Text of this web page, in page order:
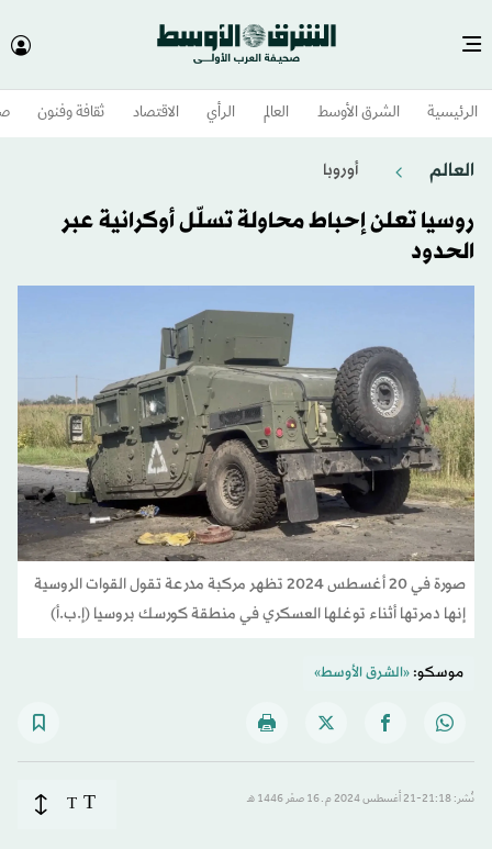
الرئيسية الشرق الأوسط​ العالم الرأي الاقتصاد ثقافة وفنون
العالم أوروبا
روسيا تعلن إحباط محاولة تسلّل أوكرانية عبر
الحدود
صورة في 20 أغسطس 2024 تظهر مركبة مدرعة تقول القوات الروسية
إنها دمرتها أثناء توغلها العسكري في منطقة كورسك بروسيا (إ.ب.أ)
موسكو:«الشرق الأوسط»
نُشر: 21:18-21 أغسطس 2024 م ـ 16 صفَر 1446 هـ T
T